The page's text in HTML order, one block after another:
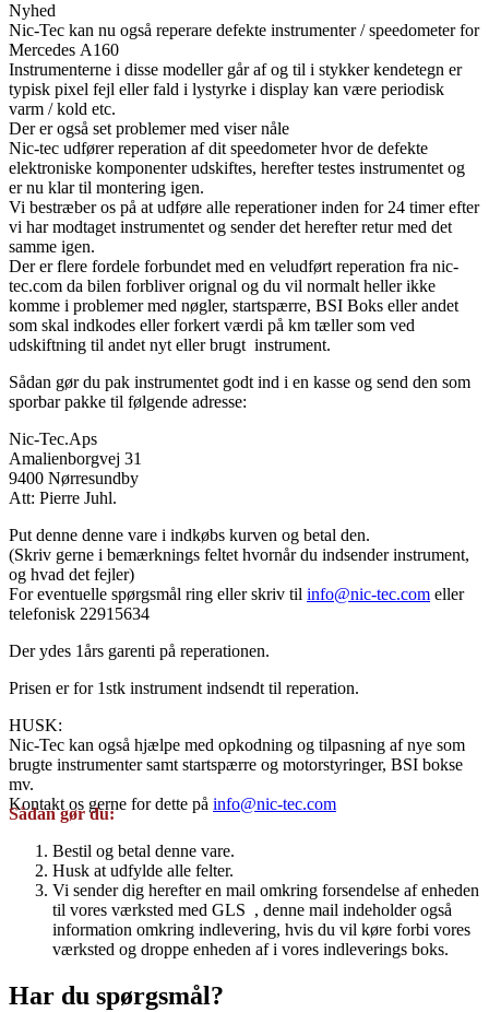
Nyhed
Nic-Tec kan nu også reperare defekte instrumenter / speedometer for
Mercedes A160
Instrumenterne i disse modeller går af og til i stykker kendetegn er
typisk pixel fejl eller fald i lystyrke i display kan være periodisk
varm / kold etc.
Der er også set problemer med viser nåle
Nic-tec udfører reperation af dit speedometer hvor de defekte
elektroniske komponenter udskiftes, herefter testes instrumentet og
er nu klar til montering igen.
Vi bestræber os på at udføre alle reperationer inden for 24 timer efter
vi har modtaget instrumentet og sender det herefter retur med det
samme igen.
Der er flere fordele forbundet med en veludført reperation fra nic-
tec.com da bilen forbliver orignal og du vil normalt heller ikke
komme i problemer med nøgler, startspærre, BSI Boks eller andet
som skal indkodes eller forkert værdi på km tæller som ved
udskiftning til andet nyt eller brugt instrument.
Sådan gør du pak instrumentet godt ind i en kasse og send den som
sporbar pakke til følgende adresse:
Nic-Tec.Aps
Amalienborgvej 31
9400 Nørresundby
Att: Pierre Juhl.
Put denne denne vare i indkøbs kurven og betal den.
(Skriv gerne i bemærknings feltet hvornår du indsender instrument,
og hvad det fejler)
For eventuelle spørgsmål ring eller skriv til info@nic-tec.com eller
telefonisk 22915634
Der ydes 1års garenti på reperationen.
Prisen er for 1stk instrument indsendt til reperation.
HUSK:
Nic-Tec kan også hjælpe med opkodning og tilpasning af nye som
brugte instrumenter samt startspærre og motorstyringer, BSI bokse
mv.
Kontakt os gerne for dette på info@nic-tec.com
Sådan gør du:
Bestil og betal denne vare.
Husk at udfylde alle felter.
Vi sender dig herefter en mail omkring forsendelse af enheden
til vores værksted med GLS , denne mail indeholder også
information omkring indlevering, hvis du vil køre forbi vores
værksted og droppe enheden af i vores indleverings boks.
Har du spørgsmål?